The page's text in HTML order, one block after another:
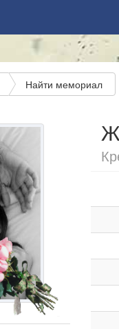
Найти мемориал